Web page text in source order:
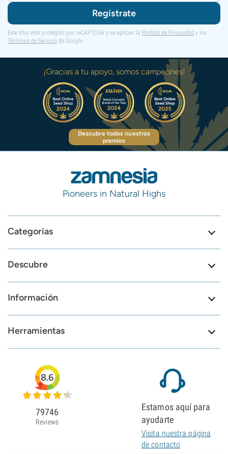
Regístrate
Este sitio está protegido por reCAPTCHA y se aplican la Política de Privacidad y los
Términos de Servicio de Google.
¡Gracias a tu apoyo, somos campeones!
Descubre todos nuestros
premios
Pioneers in Natural Highs
Categorías
Descubre
Información
Herramientas
8.6
79746
Reviews
Estamos aquí para
ayudarte
Visita nuestra página
de contacto